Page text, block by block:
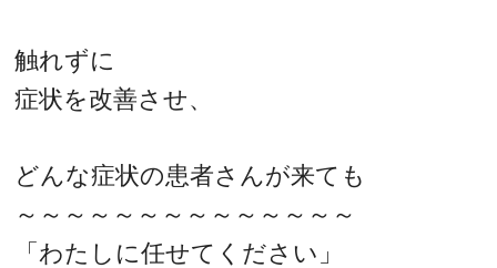
触れずに
症状を改善させ、
どんな症状の患者さんが来ても
～～～～～～～～～～～～～～
「わたしに任せてください」